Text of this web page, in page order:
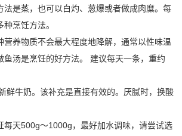
法是蒸，也可以白灼、葱爆或者做成肉糜。每
烹饪方法。
营养物质不会最大程度地降解，通常以性味温
鱼汤是烹饪的好方法。 建议每天一条，重约
鲜牛奶。该补充是直接有效的。厌腻时，换酸
每天500g〜1000g，最好加水调味，请尝试选